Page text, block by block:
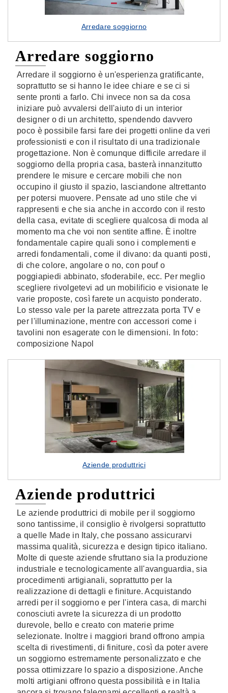
Arredare soggiorno
Arredare soggiorno
Arredare il soggiorno è un'esperienza gratificante,
soprattutto se si hanno le idee chiare e se ci si
sente pronti a farlo. Chi invece non sa da cosa
iniziare può avvalersi dell'aiuto di un interior
designer o di un architetto, spendendo davvero
poco è possibile farsi fare dei progetti online da veri
professionisti e con il risultato di una tradizionale
progettazione. Non è comunque difficile arredare il
soggiorno della propria casa, basterà innanzitutto
prendere le misure e cercare mobili che non
occupino il giusto il spazio, lasciandone altrettanto
per potersi muovere. Pensate ad uno stile che vi
rappresenti e che sia anche in accordo con il resto
della casa, evitate di scegliere qualcosa di moda al
momento ma che voi non sentite affine. È inoltre
fondamentale capire quali sono i complementi e
arredi fondamentali, come il divano: da quanti posti,
di che colore, angolare o no, con pouf o
poggiapiedi abbinato, sfoderabile, ecc. Per meglio
scegliere rivolgetevi ad un mobilificio e visionate le
varie proposte, così farete un acquisto ponderato.
Lo stesso vale per la parete attrezzata porta TV e
per l'illuminazione, mentre con accessori come i
tavolini non esagerate con le dimensioni. In foto:
composizione Napol
Aziende produttrici
Aziende produttrici
Le aziende produttrici di mobile per il soggiorno
sono tantissime, il consiglio è rivolgersi soprattutto
a quelle Made in Italy, che possano assicurarvi
massima qualità, sicurezza e design tipico italiano.
Molte di queste aziende sfruttano sia la produzione
industriale e tecnologicamente all'avanguardia, sia
procedimenti artigianali, soprattutto per la
realizzazione di dettagli e finiture. Acquistando
arredi per il soggiorno e per l'intera casa, di marchi
conosciuti avrete la sicurezza di un prodotto
durevole, bello e creato con materie prime
selezionate. Inoltre i maggiori brand offrono ampia
scelta di rivestimenti, di finiture, così da poter avere
un soggiorno estremamente personalizzato e che
possa ottimizzare lo spazio a disposizione. Anche
molti artigiani offrono questa possibilità e in Italia